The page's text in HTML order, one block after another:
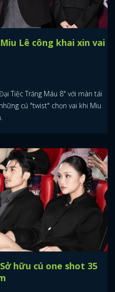
Lê công khai xin vai
Tiệc Trăng Máu 8" với màn tái
cú "twist" chọn vai khi Miu
hữu cú one shot 35